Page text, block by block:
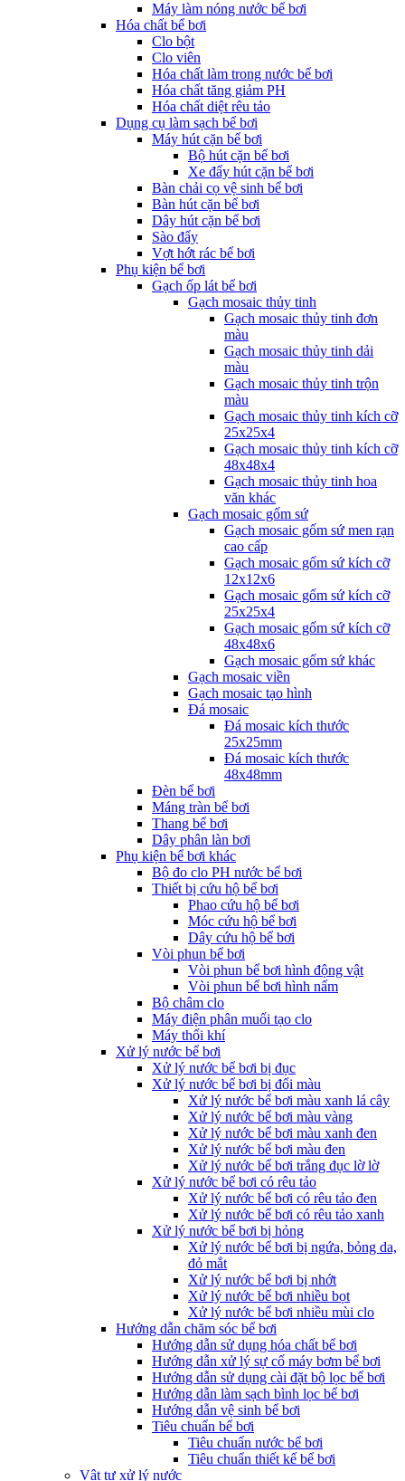
Máy làm nóng nước bể bơi
Hóa chất bể bơi
Clo bột
Clo viên
Hóa chất làm trong nước bể bơi
Hóa chất tăng giảm PH
Hóa chất diệt rêu tảo
Dụng cụ làm sạch bể bơi
Máy hút cặn bể bơi
Bộ hút cặn bể bơi
Xe đẩy hút cặn bể bơi
Bàn chải cọ vệ sinh bể bơi
Bàn hút cặn bể bơi
Dây hút cặn bể bơi
Sào đẩy
Vợt hớt rác bể bơi
Phụ kiện bể bơi
Gạch ốp lát bể bơi
Gạch mosaic thủy tinh
Gạch mosaic thủy tinh đơn
màu
Gạch mosaic thủy tinh dải
màu
Gạch mosaic thủy tinh trộn
màu
Gạch mosaic thủy tinh kích cỡ
25x25x4
Gạch mosaic thủy tinh kích cỡ
48x48x4
Gạch mosaic thủy tinh hoa
văn khác
Gạch mosaic gốm sứ
Gạch mosaic gốm sứ men rạn
cao cấp
Gạch mosaic gốm sứ kích cỡ
12x12x6
Gạch mosaic gốm sứ kích cỡ
25x25x4
Gạch mosaic gốm sứ kích cỡ
48x48x6
Gạch mosaic gốm sứ khác
Gạch mosaic viền
Gạch mosaic tạo hình
Đá mosaic
Đá mosaic kích thước
25x25mm
Đá mosaic kích thước
48x48mm
Đèn bể bơi
Máng tràn bể bơi
Thang bể bơi
Dây phân làn bơi
Phụ kiện bể bơi khác
Bộ đo clo PH nước bể bơi
Thiết bị cứu hộ bể bơi
Phao cứu hộ bể bơi
Móc cứu hộ bể bơi
Dây cứu hộ bể bơi
Vòi phun bể bơi
Vòi phun bể bơi hình động vật
Vòi phun bể bơi hình nấm
Bộ châm clo
Máy điện phân muối tạo clo
Máy thổi khí
Xử lý nước bể bơi
Xử lý nước bể bơi bị đục
Xử lý nước bể bơi bị đổi màu
Xử lý nước bể bơi màu xanh lá cây
Xử lý nước bể bơi màu vàng
Xử lý nước bể bơi màu xanh đen
Xử lý nước bể bơi màu đen
Xử lý nước bể bơi trắng đục lờ lờ
Xử lý nước bể bơi có rêu tảo
Xử lý nước bể bơi có rêu tảo đen
Xử lý nước bể bơi có rêu tảo xanh
Xử lý nước bể bơi bị hỏng
Xử lý nước bể bơi bị ngứa, bỏng da,
đỏ mắt
Xử lý nước bể bơi bị nhớt
Xử lý nước bể bơi nhiều bọt
Xử lý nước bể bơi nhiều mùi clo
Hướng dẫn chăm sóc bể bơi
Hướng dẫn sử dụng hóa chất bể bơi
Hướng dẫn xử lý sự cố máy bơm bể bơi
Hướng dẫn sử dụng cài đặt bộ lọc bể bơi
Hướng dẫn làm sạch bình lọc bể bơi
Hướng dẫn vệ sinh bể bơi
Tiêu chuẩn bể bơi
Tiêu chuẩn nước bể bơi
Tiêu chuẩn thiết kế bể bơi
Vật tư xử lý nước